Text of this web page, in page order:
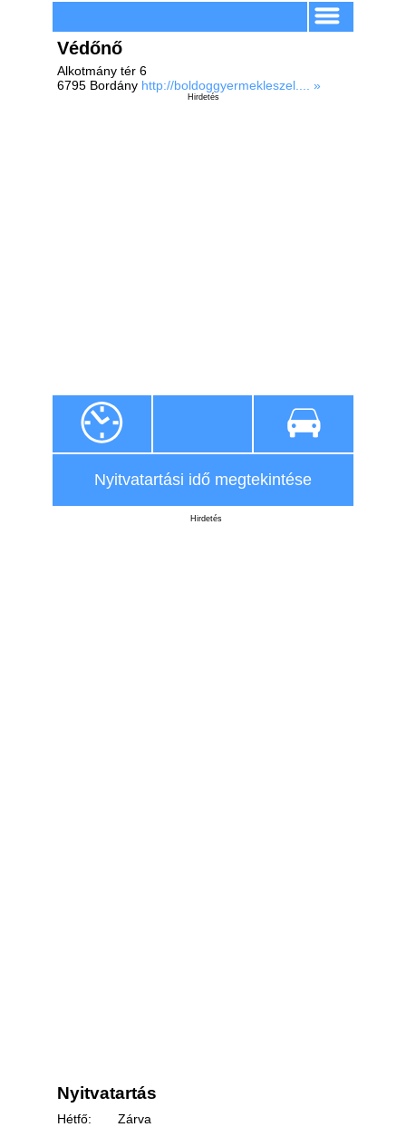
Védőnő
Alkotmány tér 6
6795 Bordány http://boldoggyermekleszel.... »
Hirdetés
Nyitvatartási idő megtekintése
Hirdetés
Nyitvatartás
Hétfő:
Zárva